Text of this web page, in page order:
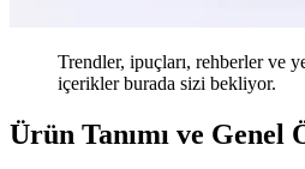
Trendler, ipuçları, rehberler ve
içerikler burada sizi bekliyor.
Ürün Tanımı ve Genel